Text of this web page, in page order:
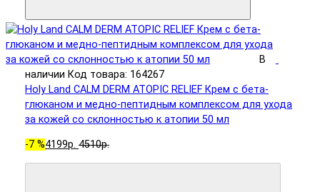
В
наличии Код товара: 164267
Holy Land CALM DERM ATOPIC RELIEF Крем с бета-
глюканом и медно-пептидным комплексом для ухода
за кожей со склонностью к атопии 50 мл
-7 %4199р. 4510р.